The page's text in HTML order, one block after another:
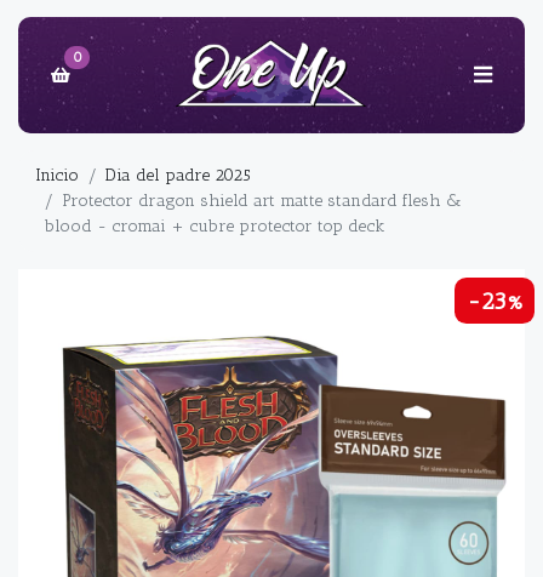
0
Inicio
Dia del padre 2025
Protector dragon shield art matte standard flesh &
blood - cromai + cubre protector top deck
-23%